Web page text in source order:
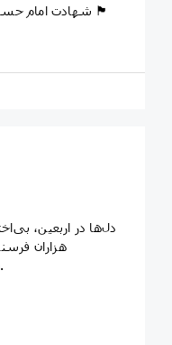
🏴 شهادت امام حسن عسکری (علیه‌السلام) تسلیت 🏴
هزاران
(علیه‌السلام) ، جغرافیا نمی‌شناسد.